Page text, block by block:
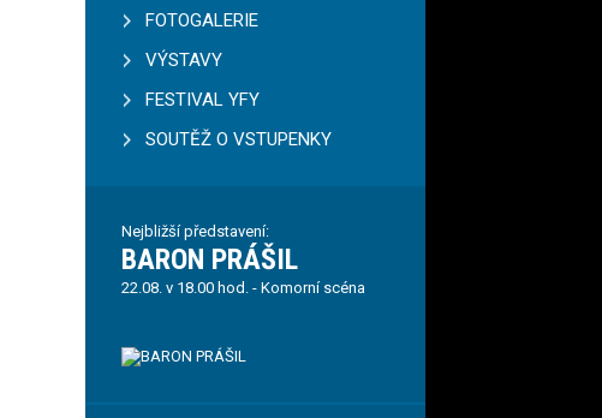
FOTOGALERIE
VÝSTAVY
FESTIVAL YFY
SOUTĚŽ O VSTUPENKY
Nejbližší představení:
BARON PRÁŠIL
22.08. v 18.00 hod. - Komorní scéna